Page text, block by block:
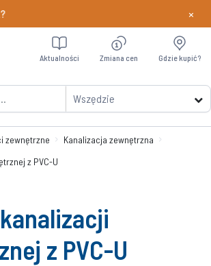
Dowiedz
×
Wszędzie
Aktualności Zmiana cen Gdzie kupić?
zewnętrzne
Kanalizacja zewnętrzna
z PVC-U
z PVC-U